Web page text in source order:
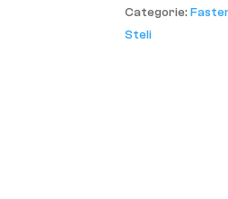
Categorie:
Steli